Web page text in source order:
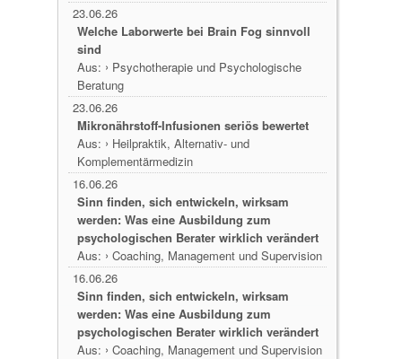
23.06.26
Welche Laborwerte bei Brain Fog sinnvoll
sind
Aus: › Psychotherapie und Psychologische
Beratung
23.06.26
Mikronährstoff-Infusionen seriös bewertet
Aus: › Heilpraktik, Alternativ- und
Komplementärmedizin
16.06.26
Sinn finden, sich entwickeln, wirksam
werden: Was eine Ausbildung zum
psychologischen Berater wirklich verändert
Aus: › Coaching, Management und Supervision
16.06.26
Sinn finden, sich entwickeln, wirksam
werden: Was eine Ausbildung zum
psychologischen Berater wirklich verändert
Aus: › Coaching, Management und Supervision